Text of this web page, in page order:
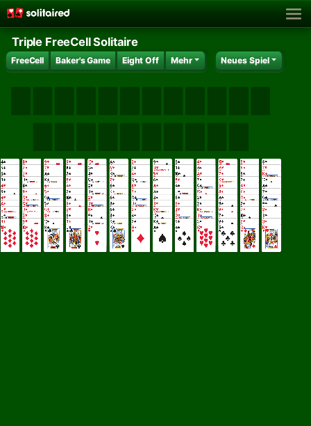
Triple FreeCell Solitaire
FreeCell Baker's Game Eight Off Mehr Neues Spiel